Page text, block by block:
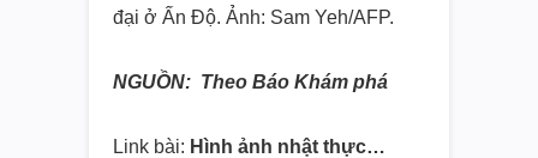
đại ở Ấn Độ. Ảnh: Sam Yeh/AFP.
NGUỒN: Theo Báo Khám phá
Link bài: Hình ảnh nhật thực…